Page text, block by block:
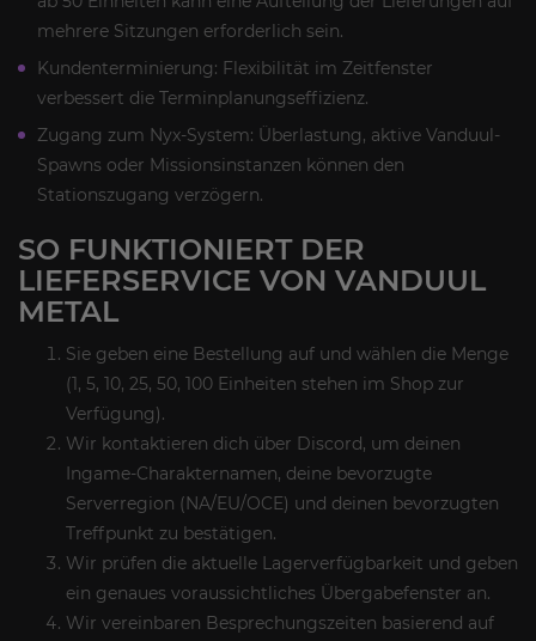
mehrere Sitzungen erforderlich sein.
Kundenterminierung: Flexibilität im Zeitfenster
verbessert die Terminplanungseffizienz.
Zugang zum Nyx-System: Überlastung, aktive Vanduul-
Spawns oder Missionsinstanzen können den
Stationszugang verzögern.
SO FUNKTIONIERT DER
LIEFERSERVICE VON VANDUUL
METAL
Sie geben eine Bestellung auf und wählen die Menge
(1, 5, 10, 25, 50, 100 Einheiten stehen im Shop zur
Verfügung).
Wir kontaktieren dich über Discord, um deinen
Ingame-Charakternamen, deine bevorzugte
Serverregion (NA/EU/OCE) und deinen bevorzugten
Treffpunkt zu bestätigen.
Wir prüfen die aktuelle Lagerverfügbarkeit und geben
ein genaues voraussichtliches Übergabefenster an.
Wir vereinbaren Besprechungszeiten basierend auf